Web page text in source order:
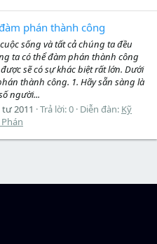
phán thành công
sống và tất cả chúng ta đều
ta có thể đàm phán thành công
sẽ có sự khác biệt rất lớn. Dưới
thành công. 1. Hãy sẵn sàng là
người...
2011 Trả lời: 0 Diễn đàn: Kỹ